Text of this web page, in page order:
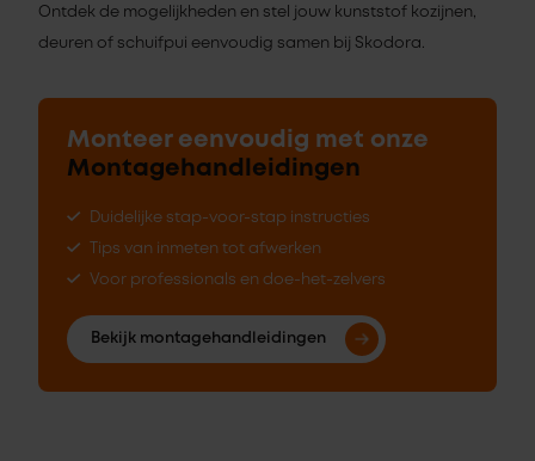
Ontdek de mogelijkheden en stel jouw kunststof kozijnen,
deuren of schuifpui eenvoudig samen bij Skodora.
Monteer eenvoudig met onze
Montagehandleidingen
Duidelijke stap-voor-stap instructies
Tips van inmeten tot afwerken
Voor professionals en doe-het-zelvers
Bekijk montagehandleidingen